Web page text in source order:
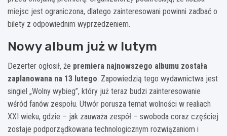
miejsc jest ograniczona, dlatego zainteresowani powinni zadbać o
bilety z odpowiednim wyprzedzeniem.
Nowy album już w lutym
Dezerter ogłosił, że premiera najnowszego albumu została
zaplanowana na 13 lutego. Zapowiedzią tego wydawnictwa jest
singiel „Wolny wybieg”, który już teraz budzi zainteresowanie
wśród fanów zespołu. Utwór porusza temat wolności w realiach
XXI wieku, gdzie – jak zauważa zespół – swoboda coraz częściej
zostaje podporządkowana technologicznym rozwiązaniom i